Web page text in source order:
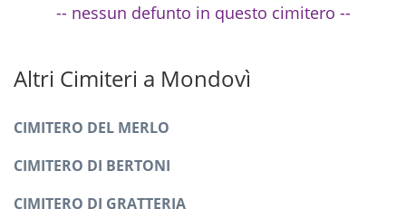
Altri Cimiteri a Mondovì
CIMITERO DEL MERLO
CIMITERO DI BERTONI
CIMITERO DI GRATTERIA
-- nessun defunto in questo cimitero --